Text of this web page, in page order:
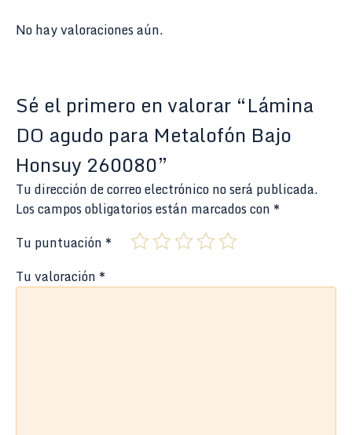
No hay valoraciones aún.
Sé el primero en valorar “Lámina
DO agudo para Metalofón Bajo
Honsuy 260080”
Tu dirección de correo electrónico no será publicada.
Los campos obligatorios están marcados con *
Tu puntuación *
Tu valoración *